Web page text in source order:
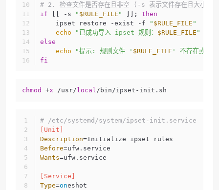
# 2. 检查文件是否存在且非空 (-s 表示文件存在且大小大
if [[ -s " $RULE_FILE " ]]; then
    ipset restore -exist -f
" $RULE_FILE "
echo
"已成功导入 ipset 规则： $RULE_FILE "
else
echo
"提示: 规则文件 ' $RULE_FILE ' 不存在或为
fi
chmod +x /usr/ local/bin/ipset-init.sh
# /etc/systemd/system/ipset-init.service
[Unit]
Description=Initialize ipset rules
Before=ufw.service
Wants=ufw.service
[Service]
Type=oneshot